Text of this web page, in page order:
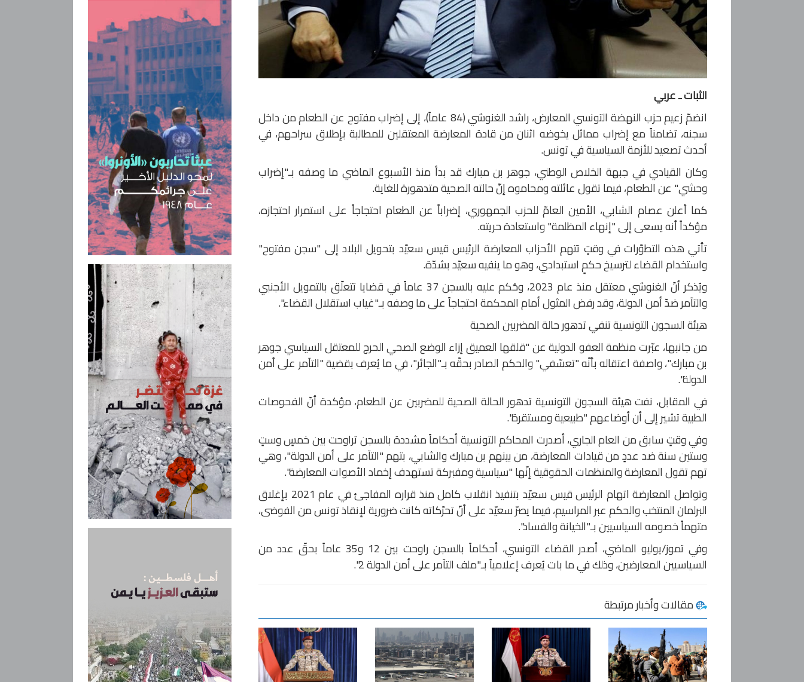
الثبات ـ عربي
انضمّ زعيم حزب النهضة التونسي المعارض، راشد الغنوشي (84 عاماً)، إلى إضراب مفتوح عن الطعام من داخل
سجنه، تضامناً مع إضراب مماثل يخوضه اثنان من قادة المعارضة المعتقلين للمطالبة بإطلاق سراحهم، في
أحدث تصعيد للأزمة السياسية في تونس.
وكان القيادي في جبهة الخلاص الوطني، جوهر بن مبارك قد بدأ منذ الأسبوع الماضي ما وصفه بـ"إضراب
وحشي" عن الطعام، فيما تقول عائلته ومحاموه إنّ حالته الصحية متدهورة للغاية.
كما أعلن عصام الشابي، الأمين العامّ للحزب الجمهوري، إضراباً عن الطعام احتجاجاً على استمرار احتجازه،
مؤكداً أنه يسعى إلى "إنهاء المظلمة" واستعادة حريته.
تأتي هذه التطوّرات في وقتٍ تتهم الأحزاب المعارضة الرئيس قيس سعيّد بتحويل البلاد إلى "سجن مفتوح"
واستخدام القضاء لترسيخ حكمٍ استبدادي، وهو ما ينفيه سعيّد بشدّة.
ويُذكر أنّ الغنوشي معتقل منذ عام 2023، وحُكم عليه بالسجن 37 عاماً في قضايا تتعلّق بالتمويل الأجنبي
والتآمر ضدّ أمن الدولة، وقد رفض المثول أمام المحكمة احتجاجاً على ما وصفه بـ"غياب استقلال القضاء".
هيئة السجون التونسية تنفي تدهور حالة المضربين الصحية
من جانبها، عبّرت منظمة العفو الدولية عن "قلقها العميق إزاء الوضع الصحي الحرج للمعتقل السياسي جوهر
بن مبارك"، واصفة اعتقاله بأنّه "تعسّفي" والحكم الصادر بحقّه بـ"الجائر"، في ما يُعرف بقضية "التآمر على أمن
الدولة".
في المقابل، نفت هيئة السجون التونسية تدهور الحالة الصحية للمضربين عن الطعام، مؤكدة أنّ الفحوصات
الطبية تشير إلى أن أوضاعهم "طبيعية ومستقرة".
وفي وقتٍ سابق من العام الجاري، أصدرت المحاكم التونسية أحكاماً مشددة بالسجن تراوحت بين خمسٍ وستٍ
وستين سنة ضد عددٍ من قيادات المعارضة، من بينهم بن مبارك والشابي، بتهم "التآمر على أمن الدولة"، وهي
تهم تقول المعارضة والمنظمات الحقوقية إنّها "سياسية ومفبركة تستهدف إخماد الأصوات المعارضة".
وتواصل المعارضة اتهام الرئيس قيس سعيّد بتنفيذ انقلاب كامل منذ قراره المفاجئ في عام 2021 بإغلاق
البرلمان المنتخب والحكم عبر المراسيم، فيما يصرّ سعيّد على أنّ تحرّكاته كانت ضرورية لإنقاذ تونس من الفوضى،
متهماً خصومه السياسيين بـ"الخيانة والفساد".
وفي تموز/يوليو الماضي، أصدر القضاء التونسي، أحكاماً بالسجن راوحت بين 12 و35 عاماً بحقّ عدد من
السياسيين المعارضين، وذلك في ما بات يُعرف إعلامياً بـ"ملف التآمر على أمن الدولة 2".
مقالات وأخبار مرتبطة